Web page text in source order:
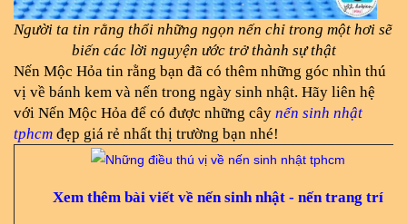
Người ta tin rằng thổi những ngọn nến chỉ trong một hơi sẽ
biến các lời nguyện ước trở thành sự thật
Nến Mộc Hỏa tin rằng bạn đã có thêm những góc nhìn thú
vị về bánh kem và nến trong ngày sinh nhật. Hãy liên hệ
với Nến Mộc Hỏa để có được những cây nến sinh nhật
tphcm đẹp giá rẻ nhất thị trường bạn nhé!
Xem thêm bài viết về nến sinh nhật - nến trang trí